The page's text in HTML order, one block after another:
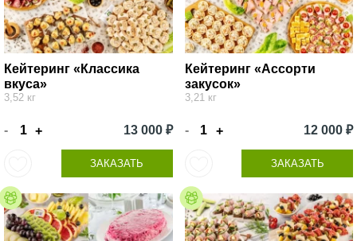
Кейтеринг «Классика
вкуса»
3,52 кг
- + 13 000 ₽
ЗАКАЗАТЬ
Кейтеринг «Ассорти
закусок»
3,21 кг
- + 12 000 ₽
ЗАКАЗАТЬ